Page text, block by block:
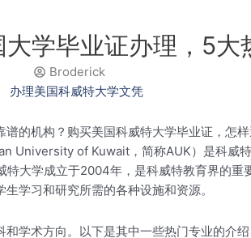
学毕业证办理，5大
Broderick
的机构？购买美国科威特大学毕业证，怎
University of Kuwait，简称AUK）是科威
大学成立于2004年，是科威特教育界的
学习和研究所需的各种设施和资源。
学术方向。以下是其中一些热门专业的介